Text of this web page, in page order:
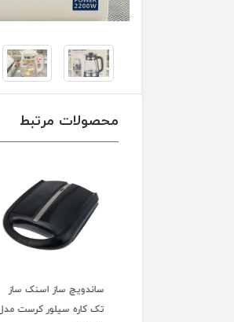
محصولات مرتبط
ساندویچ ساز اسنک ساز
تک کاره سیلور کرست مدل